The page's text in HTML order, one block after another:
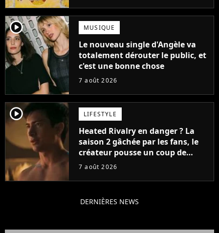
player2 MUSIQUE
Le nouveau single d'Angèle va
totalement dérouter le public, et
c'est une bonne chose
7 août 2026
player2 LIFESTYLE
Heated Rivalry en danger ? La
saison 2 gâchée par les fans, le
créateur pousse un coup de
gueule
7 août 2026
DERNIÈRES NEWS